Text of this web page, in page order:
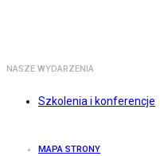
NASZE WYDARZENIA
Szkolenia i konferencje
MAPA STRONY